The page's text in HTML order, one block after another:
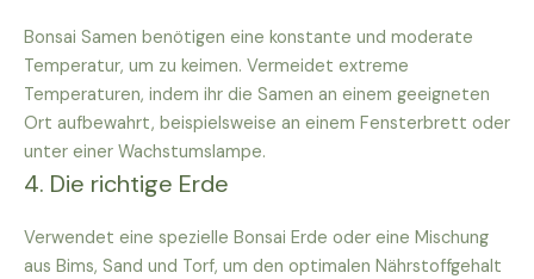
Bonsai Samen benötigen eine konstante und moderate
Temperatur, um zu keimen. Vermeidet extreme
Temperaturen, indem ihr die Samen an einem geeigneten
Ort aufbewahrt, beispielsweise an einem Fensterbrett oder
unter einer Wachstumslampe.
4. Die richtige Erde
Verwendet eine spezielle Bonsai Erde oder eine Mischung
aus Bims, Sand und Torf, um den optimalen Nährstoffgehalt